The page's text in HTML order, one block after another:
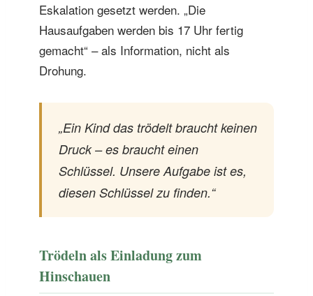
Eskalation gesetzt werden. „Die
Hausaufgaben werden bis 17 Uhr fertig
gemacht“ – als Information, nicht als
Drohung.
„Ein Kind das trödelt braucht keinen
Druck – es braucht einen
Schlüssel. Unsere Aufgabe ist es,
diesen Schlüssel zu finden.“
Trödeln als Einladung zum
Hinschauen